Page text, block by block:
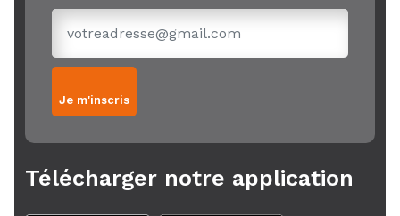
Je m'inscris
Télécharger notre application